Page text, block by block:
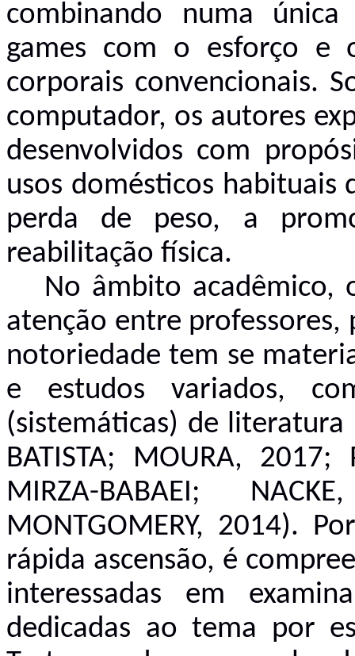
combinando numa
games com o esforço e
corporais convencionais.
computador, os autores
desenvolvidos com
usos domésticos habituais
perda de peso, a
reabilitação física.
No âmbito acadêmico,
atenção entre professores,
notoriedade tem se
e estudos variados,
(sistemáticas) de literatura
BATISTA; MOURA,
MIRZA-BABAEI;
MONTGOMERY, 2014).
rápida ascensão, é
interessadas em
dedicadas ao tema por